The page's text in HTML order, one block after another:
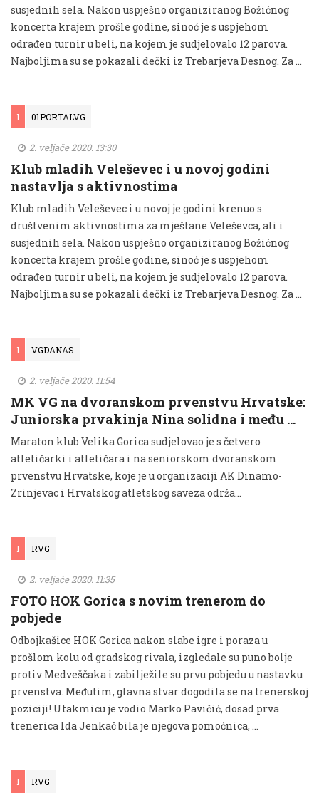
susjednih sela. Nakon uspješno organiziranog Božićnog
koncerta krajem prošle godine, sinoć je s uspjehom
odrađen turnir u beli, na kojem je sudjelovalo 12 parova.
Najboljima su se pokazali dečki iz Trebarjeva Desnog. Za …
I 01PORTALVG
2. veljače 2020. 13:30
Klub mladih Veleševec i u novoj godini
nastavlja s aktivnostima
Klub mladih Veleševec i u novoj je godini krenuo s
društvenim aktivnostima za mještane Veleševca, ali i
susjednih sela. Nakon uspješno organiziranog Božićnog
koncerta krajem prošle godine, sinoć je s uspjehom
odrađen turnir u beli, na kojem je sudjelovalo 12 parova.
Najboljima su se pokazali dečki iz Trebarjeva Desnog. Za …
I VGDANAS
2. veljače 2020. 11:54
MK VG na dvoranskom prvenstvu Hrvatske:
Juniorska prvakinja Nina solidna i među …
Maraton klub Velika Gorica sudjelovao je s četvero
atletičarki i atletičara i na seniorskom dvoranskom
prvenstvu Hrvatske, koje je u organizaciji AK Dinamo-
Zrinjevac i Hrvatskog atletskog saveza održa...
I RVG
2. veljače 2020. 11:35
FOTO HOK Gorica s novim trenerom do
pobjede
Odbojkašice HOK Gorica nakon slabe igre i poraza u
prošlom kolu od gradskog rivala, izgledale su puno bolje
protiv Medveščaka i zabilježile su prvu pobjedu u nastavku
prvenstva. Međutim, glavna stvar dogodila se na trenerskoj
poziciji! Utakmicu je vodio Marko Pavičić, dosad prva
trenerica Ida Jenkač bila je njegova pomoćnica, …
I RVG